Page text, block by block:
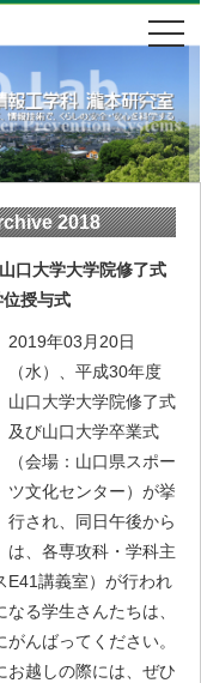
2018
口大学大学院修了式
授与式
2019年03月20日
（水）、平成30年度
山口大学大学院修了式
及び山口大学卒業式
（会場：山口県スポー
ツ文化センター）が挙
行され、同日午後から
は、各専攻科・学科主
E41講義室）が行われ
る学生さんたちは、
んばってください。
お越しの際には、ぜひ